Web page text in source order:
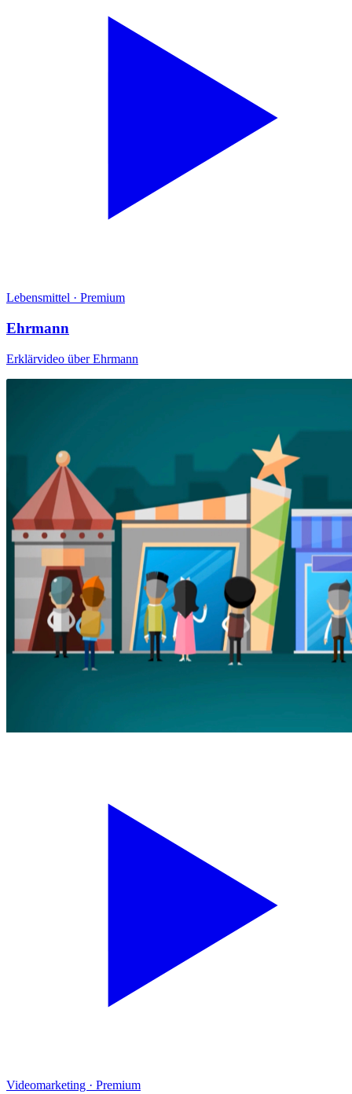
Lebensmittel · Premium
Ehrmann
Erklärvideo über Ehrmann
Videomarketing · Premium